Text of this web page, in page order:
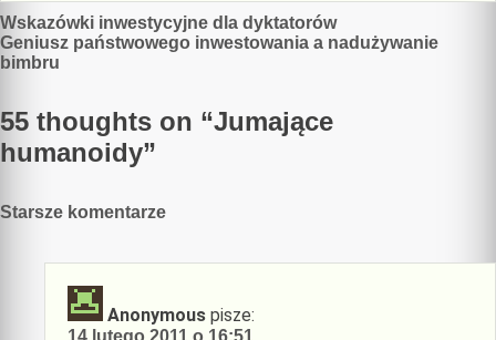
Nawigacja
wpisu
Wskazówki inwestycyjne dla dyktatorów
Geniusz państwowego inwestowania a nadużywanie
bimbru
55 thoughts on “Jumające
humanoidy”
Nawigacja
Starsze komentarze
Anonymous pisze:
14 lutego 2011 o 16:51